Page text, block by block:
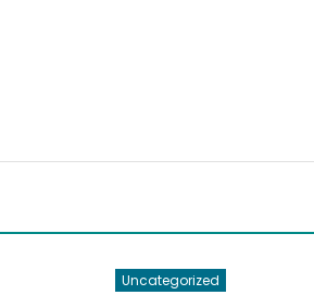
Uncategorized